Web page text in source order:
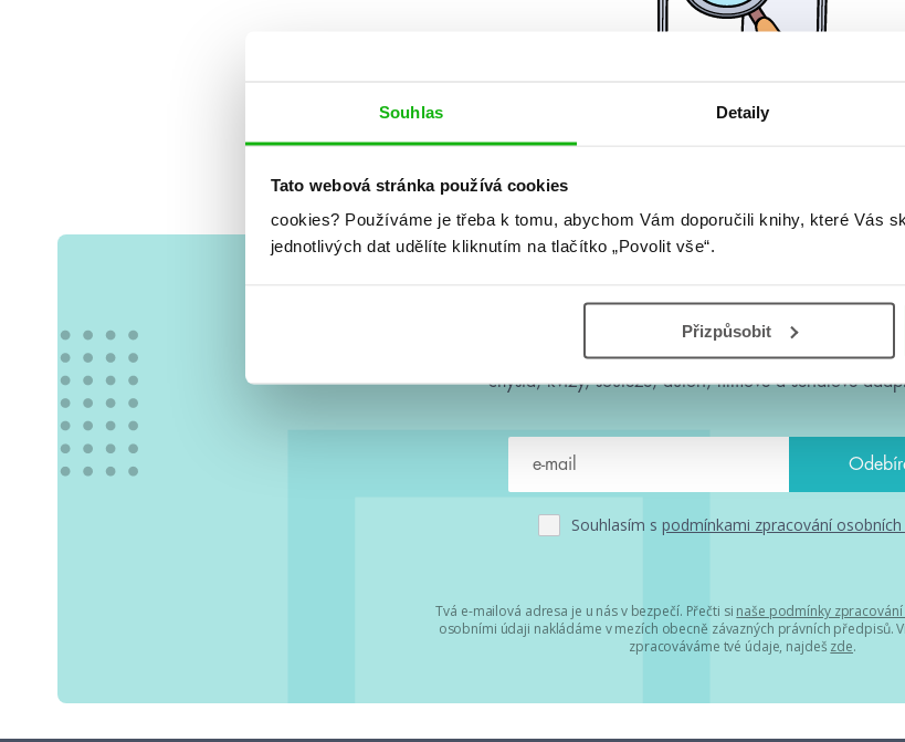
Souhlas Detaily
Tato webová stránka používá cookies
cookies? Používáme je třeba k tomu, abychom Vám doporučili knihy, které Vás
jednotlivých dat udělíte kliknutím na tlačítko „Povolit vše“.
Přizpůsobit
#HumbookNews
Vše kolem #youngadult každý měsíc rovnou do mailu!
chystá, kvízy, soutěže, autoři, filmové a seriálové
Souhlasím s podmínkami zpracování
Tvá e-mailová adresa je u nás v bezpečí. Přečti si naše podmínky
osobními údaji nakládáme v mezích obecně závazných právních předpisů.
zpracováváme tvé údaje, najdeš zde.